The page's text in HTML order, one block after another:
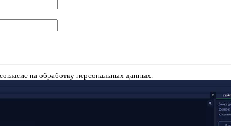
на обработку персональных данных.